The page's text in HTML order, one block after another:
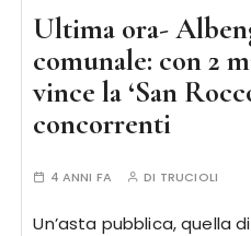
Ultima ora-
comunale: con 2
vince la ‘San
concorrenti
4 ANNI FA DI TRUCIOLI
Un’asta pubblica, quella di